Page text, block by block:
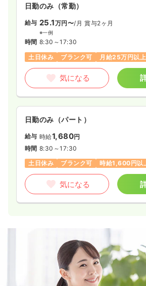
日勤のみ（常勤）
給与 25.1万円〜/月 賞与2ヶ月
※一例
時間 8:30～17:30
土日休み
ブランク可 月給25万円以
気になる
日勤のみ（パート）
給与 時給1,680円
時間 8:30～17:30
土日休み
ブランク可 時給1,600円以
気になる